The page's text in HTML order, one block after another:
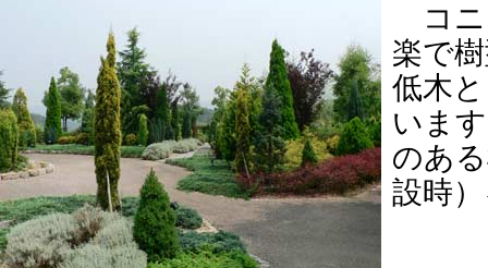
コニ
楽で
低木
いま
のあ
設時